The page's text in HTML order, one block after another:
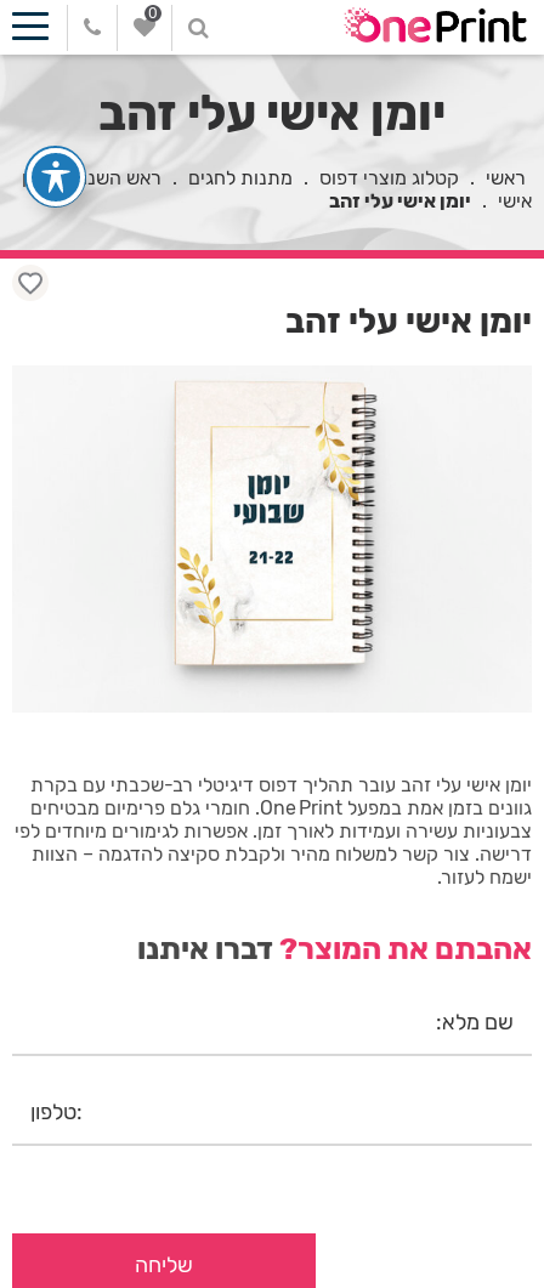
0
יומן אישי עלי זהב
ראשי . קטלוג מוצרי דפוס . מתנות לחגים . ראש השנה . יומן
אישי . יומן אישי עלי זהב
יומן אישי עלי זהב עובר תהליך דפוס דיגיטלי רב-שכבתי עם בקרת
גוונים בזמן אמת במפעל One Print. חומרי גלם פרימיום מבטיחים
צבעוניות עשירה ועמידות לאורך זמן. אפשרות לגימורים מיוחדים לפי
דרישה. צור קשר למשלוח מהיר ולקבלת סקיצה להדגמה – הצוות
ישמח לעזור.
אהבתם את המוצר?דברו איתנו
יומן אישי עלי זהב